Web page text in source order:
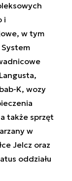
i
w tym
K, wozy
także sprzęt
w
Jelcz oraz
oddziału